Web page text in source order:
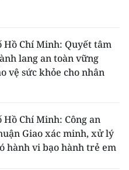
Hồ Chí Minh: Quyết tâm
lang an toàn vững
vệ sức khỏe cho nhân
Hồ Chí Minh: Công an
Giao xác minh, xử lý
hành vi bạo hành trẻ em